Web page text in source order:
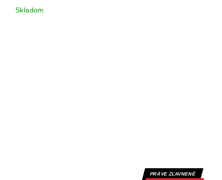
Skladom
PRÁVE ZĽAVNENÉ